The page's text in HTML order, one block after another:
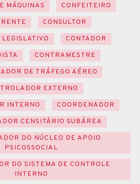
MÁQUINAS
CONFEITEIRO
CONSULTOR
LEGISLATIVO
CONTADOR
CONTRAMESTRE
DE TRÁFEGO AÉREO
EXTERNO
INTERNO
COORDENADOR
CENSITÁRIO SUBÁREA
DO NÚCLEO DE APOIO
PSICOSSOCIAL
DO SISTEMA DE CONTROLE
INTERNO